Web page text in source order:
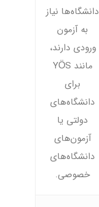
دانشگاه‌ها نیاز
به آزمون
ورودی دارند،
مانند YÖS
برای
دانشگاه‌های
دولتی یا
آزمون‌های
دانشگاه‌های
خصوصی.